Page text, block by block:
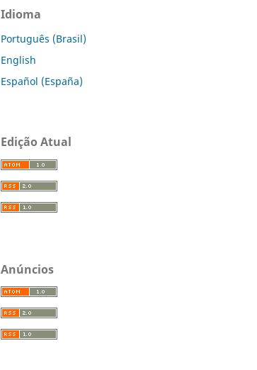
Idioma
Português (Brasil)
English
Español (España)
Edição Atual
Anúncios